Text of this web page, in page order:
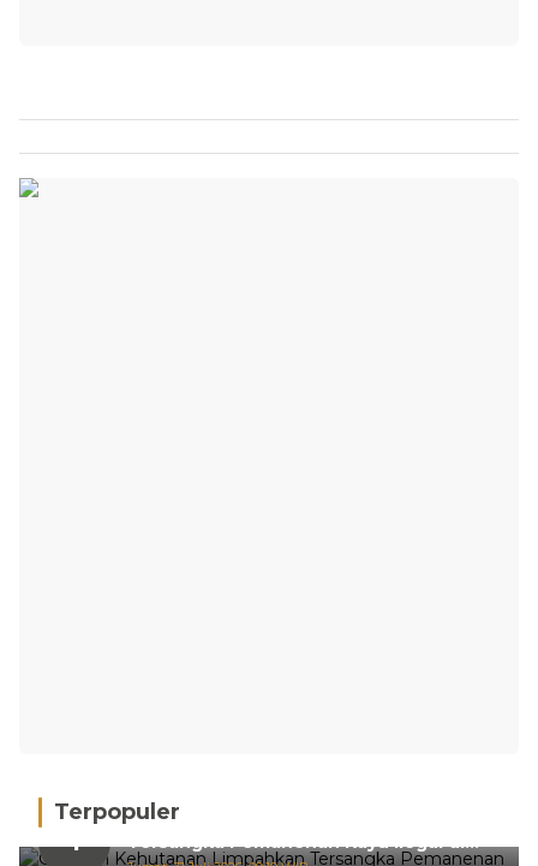
Terpopuler
1
Gakkum Kehutanan Limpahkan
Tersangka Pemanenan Kayu Ilegal di